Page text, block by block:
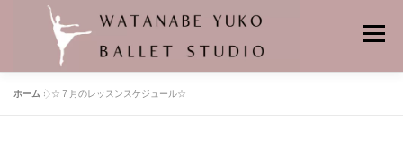
メニュー
ホーム »☆７月のレッスンスケジュール☆